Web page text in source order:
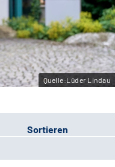
Quelle:Lüder Lindau
Sortieren